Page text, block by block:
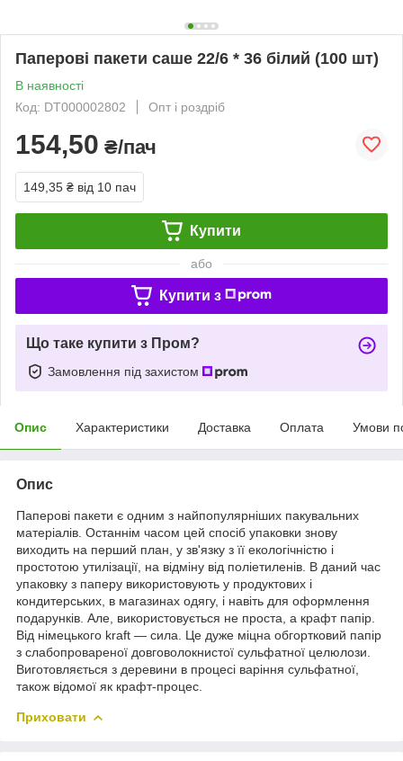
Паперові пакети саше 22/6 * 36 білий (100 шт)
В наявності
Код: DT000002802
Опт і роздріб
154,50 ₴/пач
149,35 ₴ від 10 пач
Купити
або
Купити з
Що таке купити з Пром?
Замовлення під захистом
Опис Характеристики Доставка Оплата Умови
Опис
Паперові пакети є одним з найпопулярніших пакувальних
матеріалів. Останнім часом цей спосіб упаковки знову
виходить на перший план, у зв'язку з її екологічністю і
простотою утилізації, на відміну від поліетиленів. В даний час
упаковку з паперу використовують у продуктових і
кондитерських, в магазинах одягу, і навіть для оформлення
подарунків. Але, використовується не проста, а крафт папір.
Від німецького kraft — сила. Це дуже міцна обгортковий папір
з слабопровареної довговолокнистої сульфатної целюлози.
Виготовляється з деревини в процесі варіння сульфатної,
також відомої як крафт-процес.
Приховати